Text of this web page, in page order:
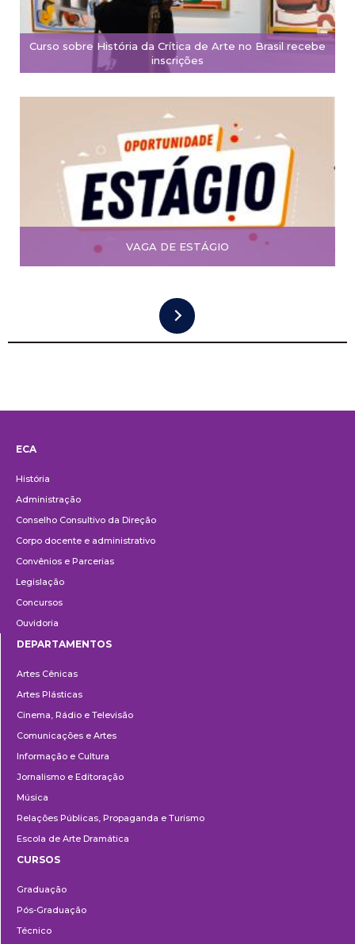
Curso sobre História da Crítica de Arte no Brasil recebe
inscrições
VAGA DE ESTÁGIO
ECA
História
Administração
Conselho Consultivo da Direção
Corpo docente e administrativo
Convênios e Parcerias
Legislação
Concursos
Ouvidoria
DEPARTAMENTOS
Artes Cênicas
Artes Plásticas
Cinema, Rádio e Televisão
Comunicações e Artes
Informação e Cultura
Jornalismo e Editoração
Música
Relações Públicas, Propaganda e Turismo
Escola de Arte Dramática
CURSOS
Graduação
Pós-Graduação
Técnico